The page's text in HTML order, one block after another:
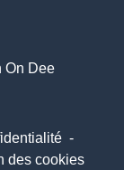
On Dee
-
des cookies